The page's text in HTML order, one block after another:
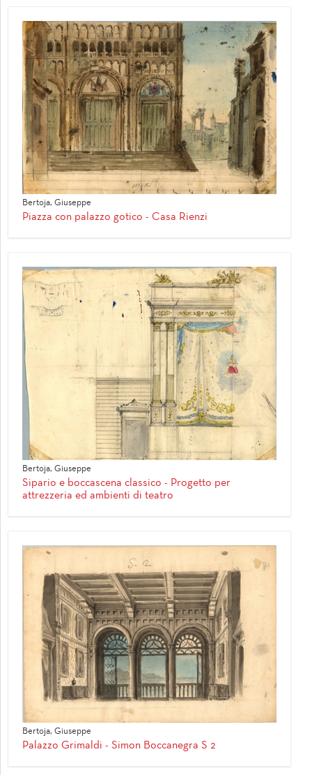
Bertoja, Giuseppe
Piazza con palazzo gotico - Casa Rienzi
Bertoja, Giuseppe
Sipario e boccascena classico - Progetto per
attrezzeria ed ambienti di teatro
Bertoja, Giuseppe
Palazzo Grimaldi - Simon Boccanegra S 2